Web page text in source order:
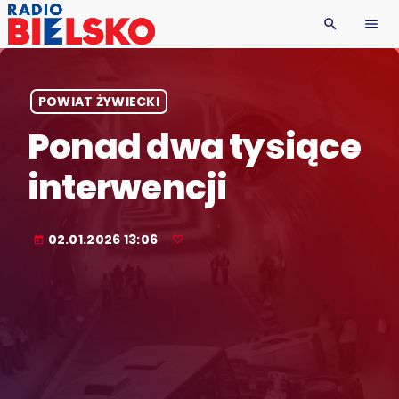
search menu
POWIAT ŻYWIECKI
Ponad dwa tysiące
interwencji
today 02.01.2026 13:06